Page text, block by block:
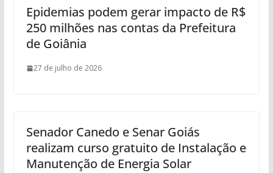
Epidemias podem gerar impacto de R$
250 milhões nas contas da Prefeitura
de Goiânia
27 de julho de 2026
Senador Canedo e Senar Goiás
realizam curso gratuito de Instalação e
Manutenção de Energia Solar